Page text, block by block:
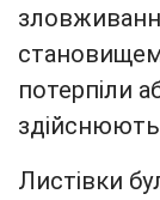
потерпіли
Листівки